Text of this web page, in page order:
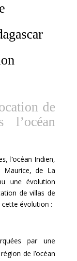
de
l’océan Indien,
Maurice, de La
une évolution
de villas de
cette évolution :
par une
de l’océan